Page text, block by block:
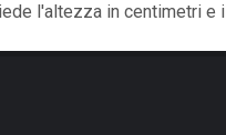
l'altezza in centimetri e